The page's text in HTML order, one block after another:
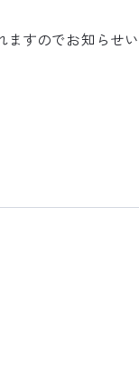
ますのでお知らせい